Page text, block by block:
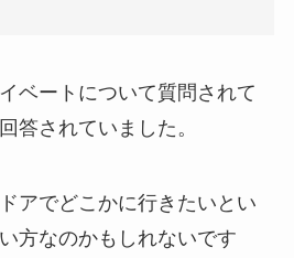
ベートについて質問されて
答されていました。
アでどこかに行きたいとい
方なのかもしれないです